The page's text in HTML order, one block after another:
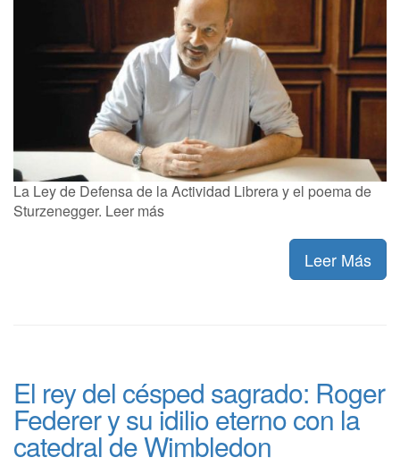
La Ley de Defensa de la Actividad Librera y el poema de
Sturzenegger. Leer más
Leer Más
El rey del césped sagrado: Roger
Federer y su idilio eterno con la
catedral de Wimbledon